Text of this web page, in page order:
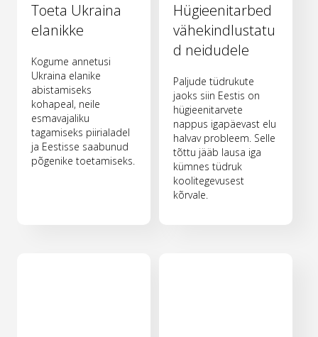
Toeta Ukraina
elanikke
Kogume annetusi
Ukraina elanike
abistamiseks
kohapeal, neile
esmavajaliku
tagamiseks piirialadel
ja Eestisse saabunud
põgenike toetamiseks.
Hügieenitarbed
vähekindlustatu
d neidudele
Paljude tüdrukute
jaoks siin Eestis on
hügieenitarvete
nappus igapäevast elu
halvav probleem. Selle
tõttu jääb lausa iga
kümnes tüdruk
koolitegevusest
kõrvale.